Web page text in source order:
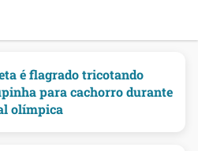
é flagrado tricotando
para cachorro durante
olímpica